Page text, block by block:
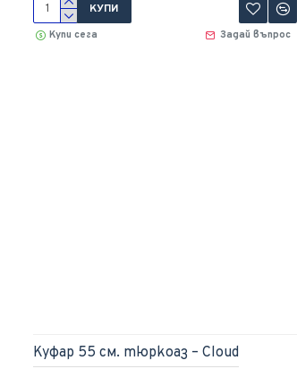
КУПИ
Купи сега Задай въпрос
Куфар 55 см. тюркоаз – Cloud